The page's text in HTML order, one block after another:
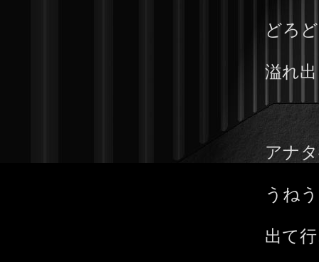
どろ
溢れ
アナ
うね
出て